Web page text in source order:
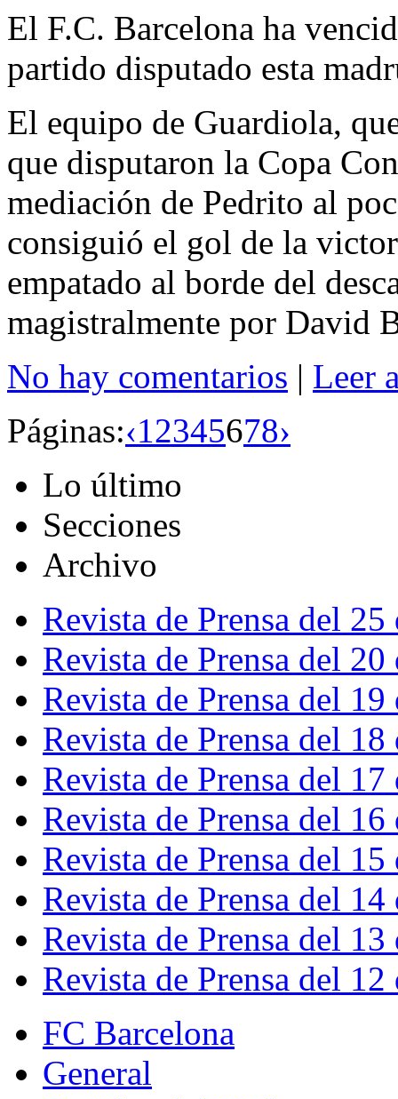
El F.C. Barcelona ha
partido disputado esta
El equipo de Guardiola,
que disputaron la Copa
mediación de Pedrito al
consiguió el gol de la
empatado al borde del
magistralmente por David
No hay comentarios | Leer
Páginas:‹12345678›
Lo último
Secciones
Archivo
Revista de Prensa del
Revista de Prensa del
Revista de Prensa del
Revista de Prensa del
Revista de Prensa del
Revista de Prensa del
Revista de Prensa del
Revista de Prensa del
Revista de Prensa del
Revista de Prensa del
FC Barcelona
General